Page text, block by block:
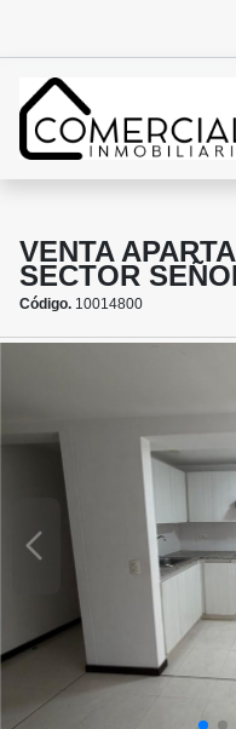
VENTA
SECTOR
Código. 10014800